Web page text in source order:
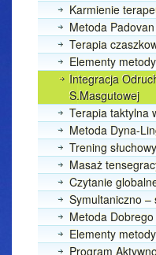
Karmienie
Metoda Padovan
Terapia
Elementy
Integracja
S.Masgutowej
Terapia taktylna
Metoda Dyna-
Trening słuchowy
Masaż
Czytanie
Symultaniczno –
Metoda
Elementy
Program